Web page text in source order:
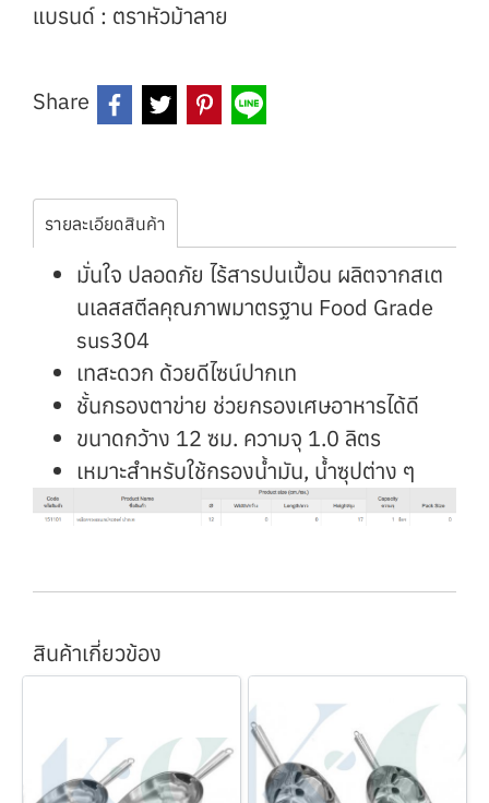
แบรนด์ : ตราหัวม้าลาย
Share
รายละเอียดสินค้า
มั่นใจ ปลอดภัย ไร้สารปนเปื้อน ผลิตจากสเต
นเลสสตีลคุณภาพมาตรฐาน Food Grade
sus304
เทสะดวก ด้วยดีไซน์ปากเท
ชั้นกรองตาข่าย ช่วยกรองเศษอาหารได้ดี
ขนาดกว้าง 12 ซม. ความจุ 1.0 ลิตร
เหมาะสำหรับใช้กรองน้ำมัน, น้ำซุปต่าง ๆ
สินค้าเกี่ยวข้อง